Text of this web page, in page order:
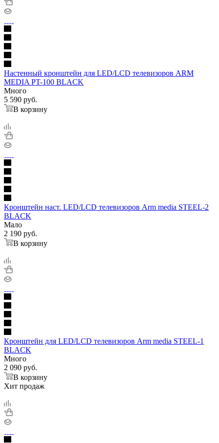
Настенный кронштейн для LED/LCD телевизоров ARM
MEDIA PT-100 BLACK
Много
5 590 руб.
В корзину
Кронштейн наст. LED/LCD телевизоров Arm media STEEL-2
BLACK
Мало
2 190 руб.
В корзину
Кронштейн для LED/LCD телевизоров Arm media STEEL-1
BLACK
Много
2 090 руб.
В корзину
Хит продаж